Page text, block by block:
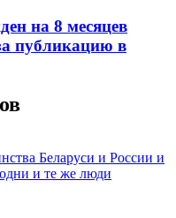
на 8 месяцев
публикацию в
Беларуси и России и
и те же люди